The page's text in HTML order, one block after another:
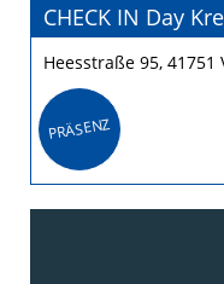
CHECK IN Day
Heesstraße 95, 41751
PRÄSENZ